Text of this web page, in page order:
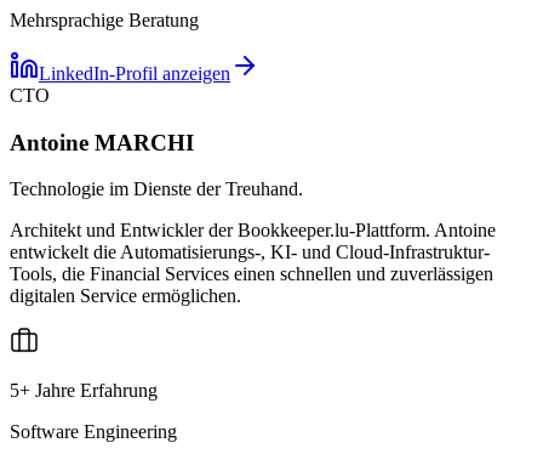
Mehrsprachige Beratung
LinkedIn-Profil anzeigen
CTO
Antoine MARCHI
Technologie im Dienste der Treuhand.
Architekt und Entwickler der Bookkeeper.lu-Plattform. Antoine
entwickelt die Automatisierungs-, KI- und Cloud-Infrastruktur-
Tools, die Financial Services einen schnellen und zuverlässigen
digitalen Service ermöglichen.
5+ Jahre Erfahrung
Software Engineering